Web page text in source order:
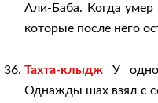
Али-Баба. Когда умер
которые после него
Тахта-клыдж У
Однажды шах взял с